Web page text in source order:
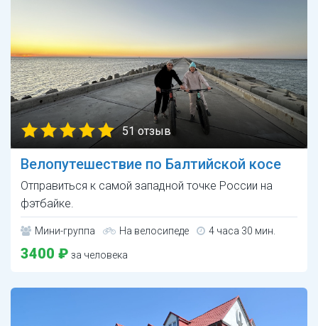
51 отзыв
Велопутешествие по Балтийской косе
Отправиться к самой западной точке России на
фэтбайке.
Мини-группа На велосипеде 4 часа 30 мин.
3400 ₽ за человека